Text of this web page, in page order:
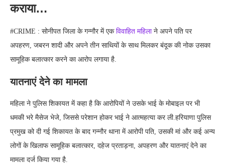
कराया…
#CRIME : सोनीपत जिला के गन्नौर में एक विवाहित महिलाने अपने पति पर
अपहरण, जबरन शादी और अपने तीन साथियों के साथ मिलकर बंदूक की नोक उसका
सामूहिक बलात्कार करने का आरोप लगाया है.
यातनाएं देने का मामला
महिला ने पुलिस शिकायत में कहा है कि आरोपियों ने उसके भाई के मोबाइल पर भी
धमकी भरे मैसेज भेजे, जिससे परेशान होकर भाई ने आत्महत्या कर ली.हरियाणा पुलिस
प्रमुख को दी गई शिकायत के बाद गन्नौर थाना में आरोपी पति, उसकी मां और कई अन्य
लोगों के खिलाफ सामूहिक बलात्कार, दहेज प्रताड़ना, अपहरण और यातनाएं देने का
मामला दर्ज किया गया है.